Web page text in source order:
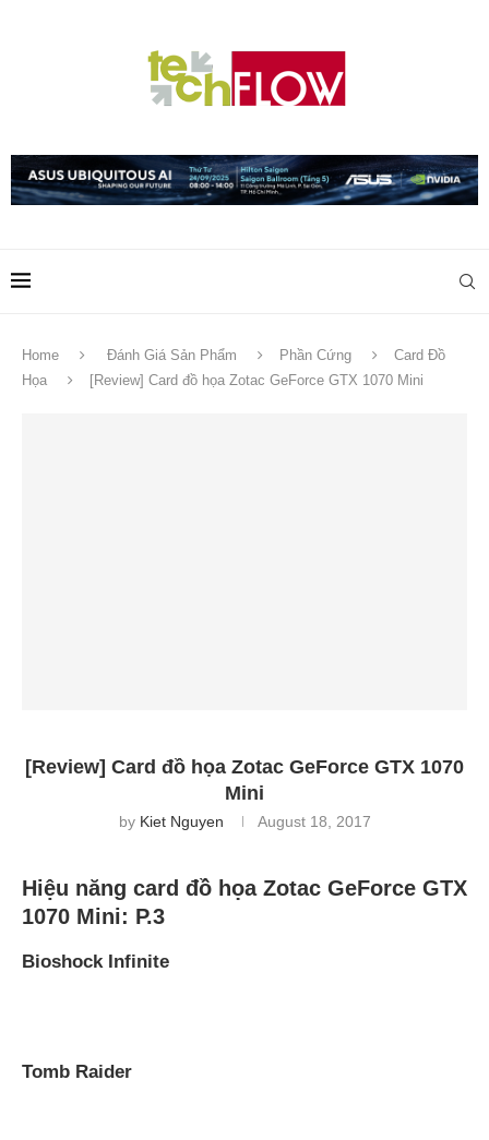
Home Đánh Giá Sản Phẩm Phần Cứng
Card Đồ
Họa
[Review] Card đồ họa Zotac GeForce GTX 1070 Mini
[Review] Card đồ họa Zotac GeForce GTX 1070
Mini
by Kiet Nguyen August 18, 2017
Hiệu năng card đồ họa Zotac GeForce GTX
1070 Mini: P.3
Bioshock Infinite
Tomb Raider